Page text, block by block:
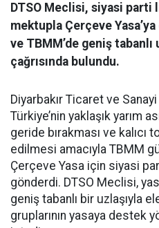
DTSO Meclisi, siyasi
mektupla Çerçeve
ve TBMM’de geniş tabanlı
çağrısında bulundu.
Diyarbakır Ticaret ve
Türkiye’nin yaklaşık yarım
geride bırakması ve kalıcı
edilmesi amacıyla TBMM
Çerçeve Yasa için siyasi
gönderdi. DTSO Meclisi,
geniş tabanlı bir uzlaşıyla
gruplarının yasaya destek